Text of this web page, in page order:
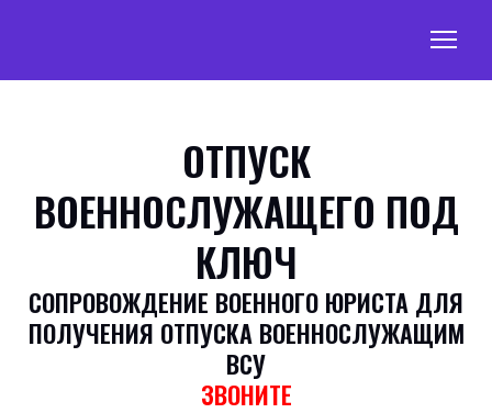
ОТПУСК
ВОЕННОСЛУЖАЩЕГО ПОД
КЛЮЧ
СОПРОВОЖДЕНИЕ ВОЕННОГО ЮРИСТА ДЛЯ
ПОЛУЧЕНИЯ ОТПУСКА ВОЕННОСЛУЖАЩИМ
ВСУ
ЗВОНИТЕ